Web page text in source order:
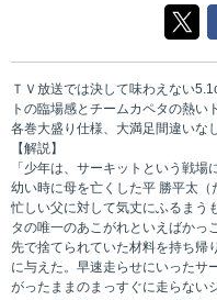
ＴＶ放送では決して味わえない
トの臨場感とチームカペタの熱い
各巻大盛り仕様、大満足間違いな
【解説】
「少年は、サーキットという戦場
幼い時に母を亡くした平 勝平太
忙しい父に対して気丈にふるまう
タの唯一のあこがれといえばか
先で捨てられていた材料を持ち帰
に与えた。早速走らせにいったサ
がったままのまっすぐに走らない